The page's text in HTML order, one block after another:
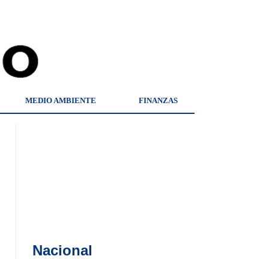
MEDIO AMBIENTE FINANZAS
Nacional